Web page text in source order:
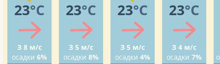
23°C
З 8 м/с
осадки 6%
23°C
З 5 м/с
осадки 8%
23°C
З 5 м/с
осадки 4%
23°C
З 4 м/с
осадки 7%